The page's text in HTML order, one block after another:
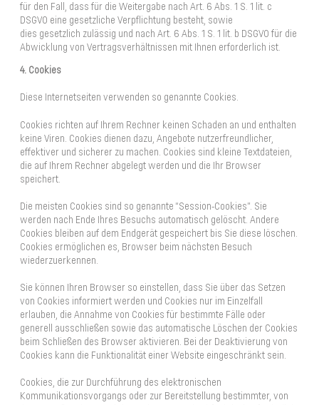
für den Fall, dass für die Weitergabe nach Art. 6 Abs. 1 S. 1 lit. c
DSGVO eine gesetzliche Verpflichtung besteht, sowie
dies gesetzlich zulässig und nach Art. 6 Abs. 1 S. 1 lit. b DSGVO für die
Abwicklung von Vertragsverhältnissen mit Ihnen erforderlich ist.
4. Cookies
Diese Internetseiten verwenden so genannte Cookies.
Cookies richten auf Ihrem Rechner keinen Schaden an und enthalten
keine Viren. Cookies dienen dazu, Angebote nutzerfreundlicher,
effektiver und sicherer zu machen. Cookies sind kleine Textdateien,
die auf Ihrem Rechner abgelegt werden und die Ihr Browser
speichert.
Die meisten Cookies sind so genannte “Session-Cookies”. Sie
werden nach Ende Ihres Besuchs automatisch gelöscht. Andere
Cookies bleiben auf dem Endgerät gespeichert bis Sie diese löschen.
Cookies ermöglichen es, Browser beim nächsten Besuch
wiederzuerkennen.
Sie können Ihren Browser so einstellen, dass Sie über das Setzen
von Cookies informiert werden und Cookies nur im Einzelfall
erlauben, die Annahme von Cookies für bestimmte Fälle oder
generell ausschließen sowie das automatische Löschen der Cookies
beim Schließen des Browser aktivieren. Bei der Deaktivierung von
Cookies kann die Funktionalität einer Website eingeschränkt sein.
Cookies, die zur Durchführung des elektronischen
Kommunikationsvorgangs oder zur Bereitstellung bestimmter, von